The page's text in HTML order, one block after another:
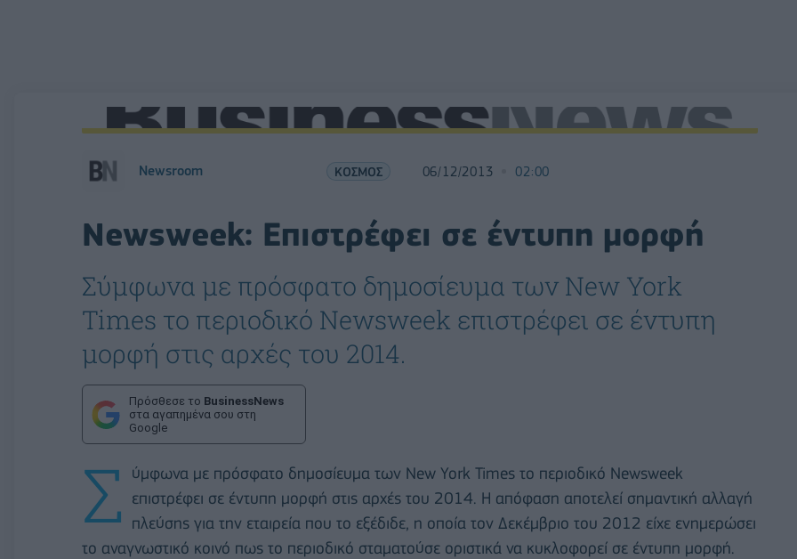
Newsroom ΚΟΣΜΟΣ 06/12/2013 02:00
Newsweek: Επιστρέφει σε έντυπη μορφή
Σύμφωνα με πρόσφατο δημοσίευμα των New York
Times το περιοδικό Newsweek επιστρέφει σε έντυπη
μορφή στις αρχές του 2014.
Πρόσθεσε το BusinessNews
στα αγαπημένα σου στη
Google
Σ
ύμφωνα με πρόσφατο δημοσίευμα των New York Times το περιοδικό Newsweek
επιστρέφει σε έντυπη μορφή στις αρχές του 2014. Η απόφαση αποτελεί σημαντική αλλαγή
πλεύσης για την εταιρεία που το εξέδιδε, η οποία τον Δεκέμβριο του 2012 είχε ενημερώσει
το αναγνωστικό κοινό πως το περιοδικό σταματούσε οριστικά να κυκλοφορεί σε έντυπη μορφή.